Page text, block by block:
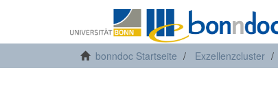
bonndoc Startseite Exzellenzcluster